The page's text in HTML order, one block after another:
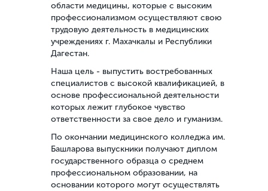
области медицины, которые с высоким
профессионализмом осуществляют свою
трудовую деятельность в медицинских
учреждениях г. Махачкалы и Республики
Дагестан.
Наша цель - выпустить востребованных
специалистов с высокой квалификацией, в
основе профессиональной деятельности
которых лежит глубокое чувство
ответственности за свое дело и гуманизм.
По окончании медицинского колледжа им.
Башларова выпускники получают диплом
государственного образца о среднем
профессиональном образовании, на
основании которого могут осуществлять